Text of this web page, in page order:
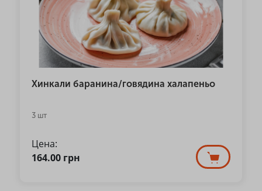
Хинкали баранина/говядина халапеньо
3 шт
Цена:
164.00 грн